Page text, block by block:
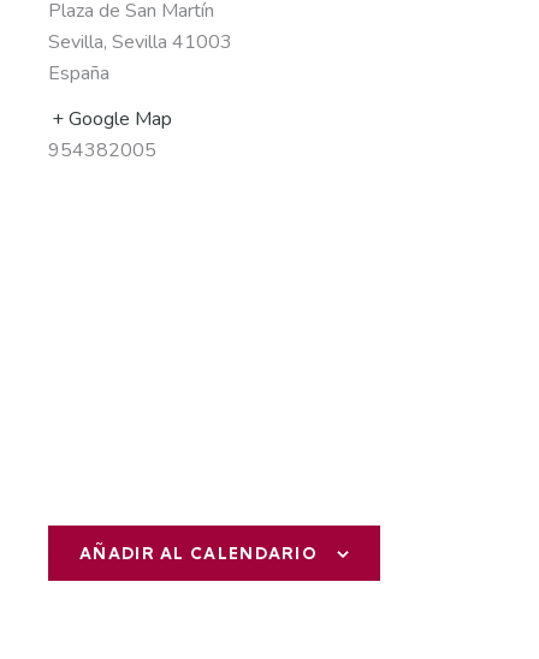
Plaza de San Martín
Sevilla, Sevilla 41003
España
+ Google Map
954382005
AÑADIR AL CALENDARIO